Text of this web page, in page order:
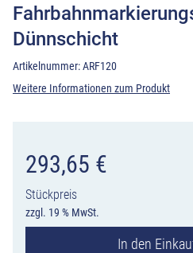
Dünnschicht
Artikelnummer:ARF120
Weitere Informationen zum Produkt
293,65 €
Stückpreis
zzgl. 19 % MwSt.
In den